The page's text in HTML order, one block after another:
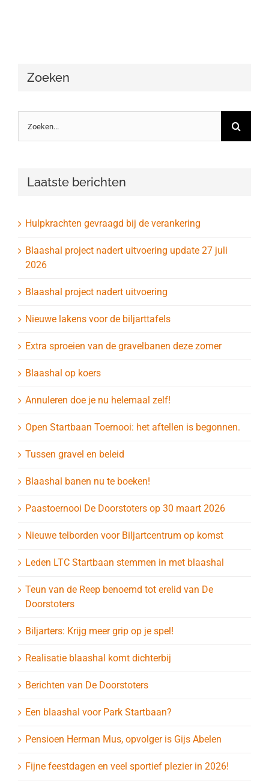
Zoeken
naar:
Laatste berichten
Hulpkrachten gevraagd bij de verankering
Blaashal project nadert uitvoering update 27 juli
2026
Blaashal project nadert uitvoering
Nieuwe lakens voor de biljarttafels
Extra sproeien van de gravelbanen deze zomer
Blaashal op koers
Annuleren doe je nu helemaal zelf!
Open Startbaan Toernooi: het aftellen is begonnen.
Tussen gravel en beleid
Blaashal banen nu te boeken!
Paastoernooi De Doorstoters op 30 maart 2026
Nieuwe telborden voor Biljartcentrum op komst
Leden LTC Startbaan stemmen in met blaashal
Teun van de Reep benoemd tot erelid van De
Doorstoters
Biljarters: Krijg meer grip op je spel!
Realisatie blaashal komt dichterbij
Berichten van De Doorstoters
Een blaashal voor Park Startbaan?
Pensioen Herman Mus, opvolger is Gijs Abelen
Fijne feestdagen en veel sportief plezier in 2026!